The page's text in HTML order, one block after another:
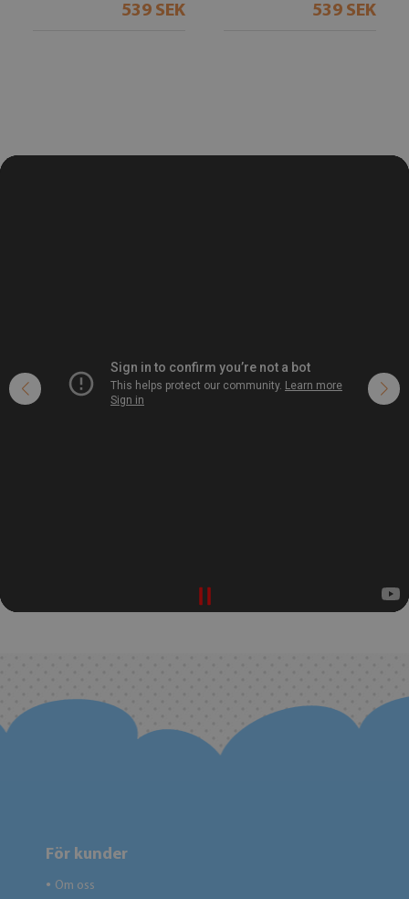
539 SEK 539 SEK
För kunder
● Om oss